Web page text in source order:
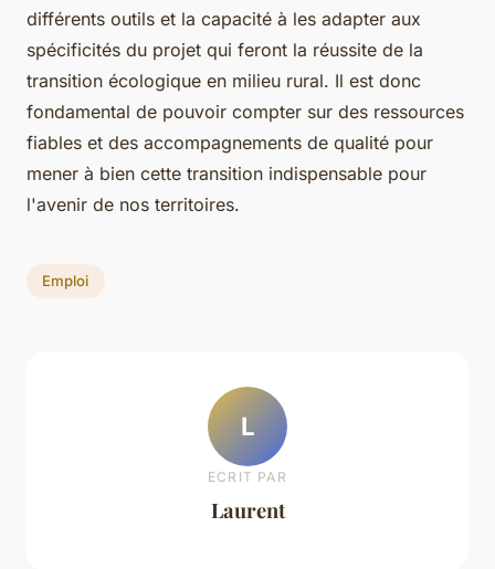
différents outils et la capacité à les adapter aux
spécificités du projet qui feront la réussite de la
transition écologique en milieu rural. Il est donc
fondamental de pouvoir compter sur des ressources
fiables et des accompagnements de qualité pour
mener à bien cette transition indispensable pour
l'avenir de nos territoires.
Emploi
L
ECRIT PAR
Laurent